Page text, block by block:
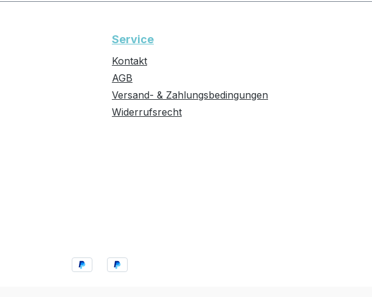
Service
Kontakt
AGB
Versand- & Zahlungsbedingungen
Widerrufsrecht